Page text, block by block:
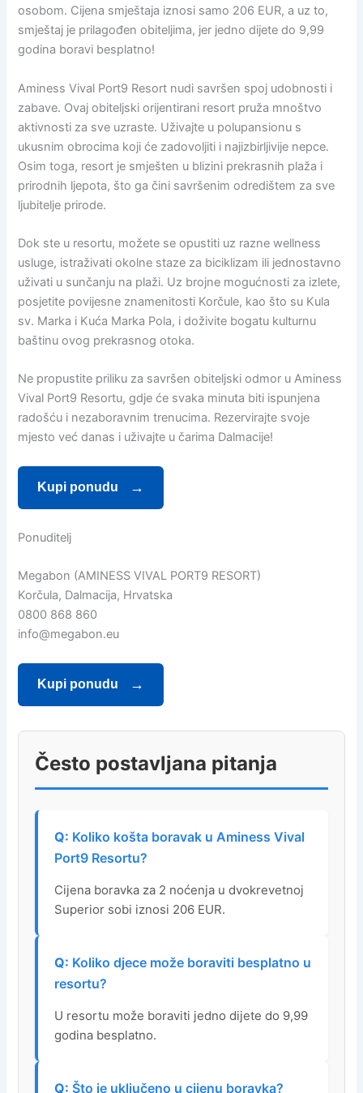
osobom. Cijena smještaja iznosi samo 206 EUR, a uz to,
smještaj je prilagođen obiteljima, jer jedno dijete do 9,99
godina boravi besplatno!
Aminess Vival Port9 Resort nudi savršen spoj udobnosti i
zabave. Ovaj obiteljski orijentirani resort pruža mnoštvo
aktivnosti za sve uzraste. Uživajte u polupansionu s
ukusnim obrocima koji će zadovoljiti i najizbirljivije nepce.
Osim toga, resort je smješten u blizini prekrasnih plaža i
prirodnih ljepota, što ga čini savršenim odredištem za sve
ljubitelje prirode.
Dok ste u resortu, možete se opustiti uz razne wellness
usluge, istraživati okolne staze za biciklizam ili jednostavno
uživati u sunčanju na plaži. Uz brojne mogućnosti za izlete,
posjetite povijesne znamenitosti Korčule, kao što su Kula
sv. Marka i Kuća Marka Pola, i doživite bogatu kulturnu
baštinu ovog prekrasnog otoka.
Ne propustite priliku za savršen obiteljski odmor u Aminess
Vival Port9 Resortu, gdje će svaka minuta biti ispunjena
radošću i nezaboravnim trenucima. Rezervirajte svoje
mjesto već danas i uživajte u čarima Dalmacije!
Kupi ponudu
Ponuditelj
Megabon (AMINESS VIVAL PORT9 RESORT)
Korčula, Dalmacija, Hrvatska
0800 868 860
info@megabon.eu
Kupi ponudu
Često postavljana pitanja
Koliko košta boravak u Aminess Vival
Port9 Resortu?
Cijena boravka za 2 noćenja u dvokrevetnoj
Superior sobi iznosi 206 EUR.
Koliko djece može boraviti besplatno u
resortu?
U resortu može boraviti jedno dijete do 9,99
godina besplatno.
Što je uključeno u cijenu boravka?